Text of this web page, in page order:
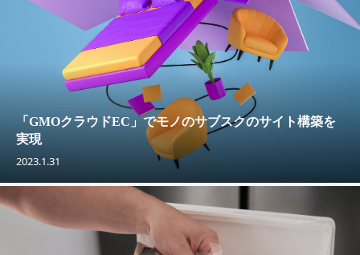
「GMOクラウドEC」でモノのサブスクのサイト構築を
実現
2023.1.31